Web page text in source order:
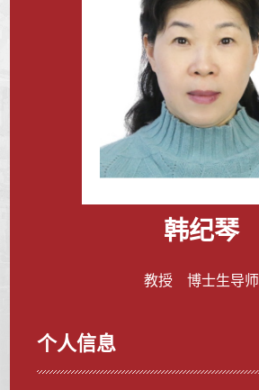
韩纪琴
教授 博士生导师
个人信息